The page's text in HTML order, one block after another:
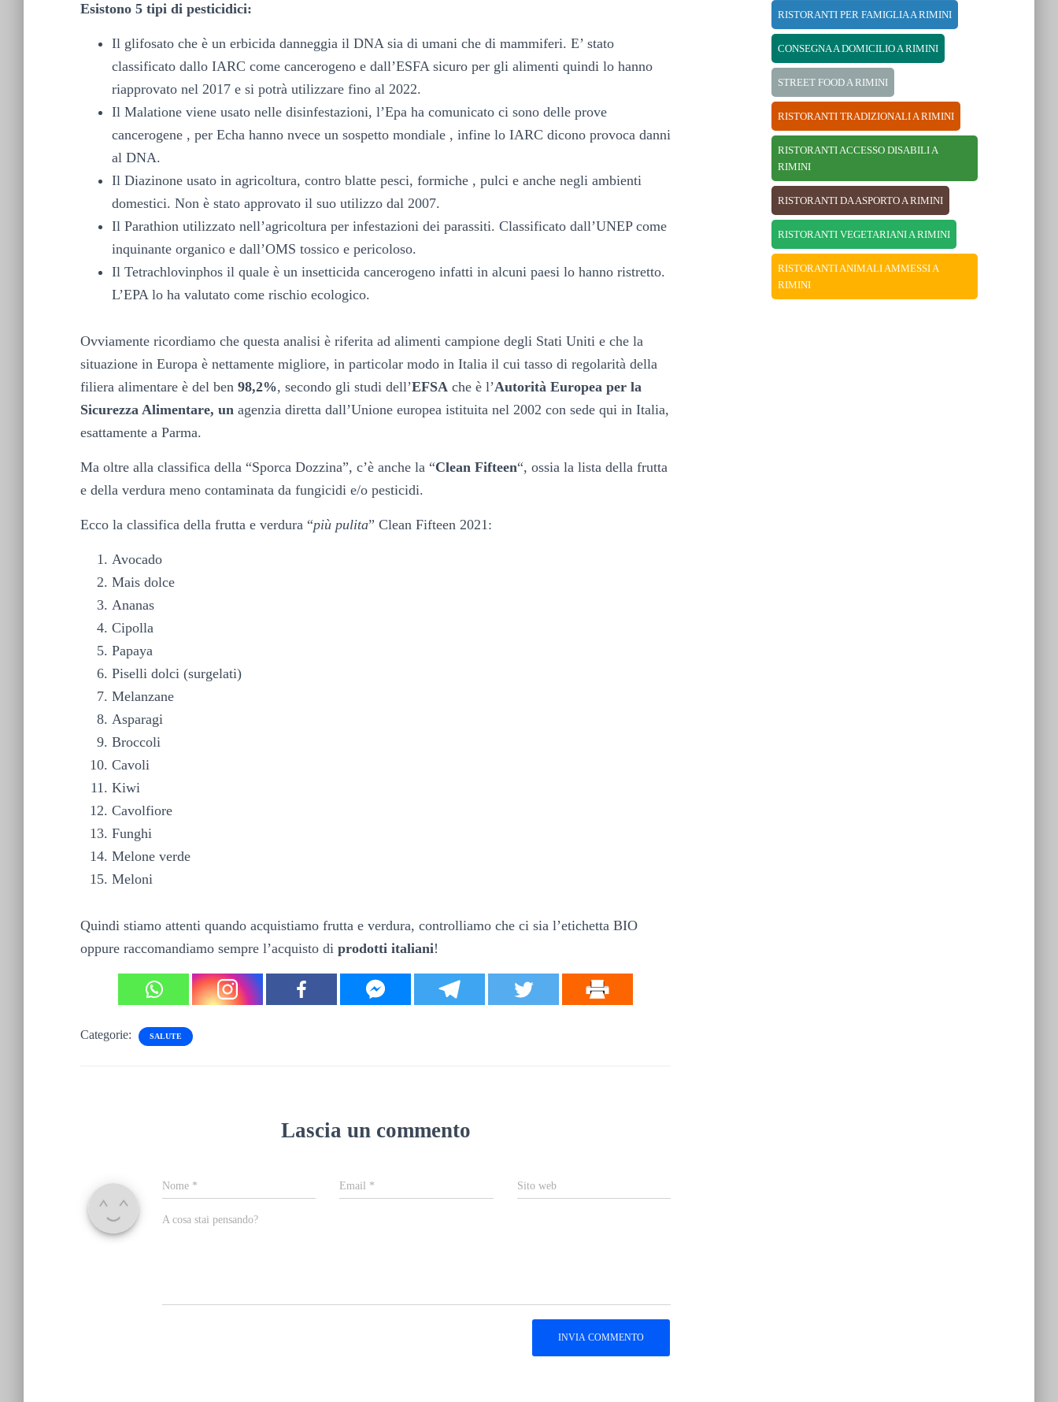
Esistono 5 tipi di pesticidici:
Il glifosato che è un erbicida danneggia il DNA sia di umani che di mammiferi. E’ stato
classificato dallo IARC come cancerogeno e dall’ESFA sicuro per gli alimenti quindi lo hanno
riapprovato nel 2017 e si potrà utilizzare fino al 2022.
Il Malatione viene usato nelle disinfestazioni, l’Epa ha comunicato ci sono delle prove
cancerogene , per Echa hanno nvece un sospetto mondiale , infine lo IARC dicono provoca danni
al DNA.
Il Diazinone usato in agricoltura, contro blatte pesci, formiche , pulci e anche negli ambienti
domestici. Non è stato approvato il suo utilizzo dal 2007.
Il Parathion utilizzato nell’agricoltura per infestazioni dei parassiti. Classificato dall’UNEP come
inquinante organico e dall’OMS tossico e pericoloso.
Il Tetrachlovinphos il quale è un insetticida cancerogeno infatti in alcuni paesi lo hanno ristretto.
L’EPA lo ha valutato come rischio ecologico.
Ovviamente ricordiamo che questa analisi è riferita ad alimenti campione degli Stati Uniti e che la
situazione in Europa è nettamente migliore, in particolar modo in Italia il cui tasso di regolarità della
filiera alimentare è del ben 98,2%, secondo gli studi dell’EFSA che è l’Autorità Europea per la
Sicurezza Alimentare, un agenzia diretta dall’Unione europea istituita nel 2002 con sede qui in Italia,
esattamente a Parma.
Ma oltre alla classifica della “Sporca Dozzina”, c’è anche la “Clean Fifteen“, ossia la lista della frutta
e della verdura meno contaminata da fungicidi e/o pesticidi.
Ecco la classifica della frutta e verdura “più pulita” Clean Fifteen 2021:
Avocado
Mais dolce
Ananas
Cipolla
Papaya
Piselli dolci (surgelati)
Melanzane
Asparagi
Broccoli
Cavoli
Kiwi
Cavolfiore
Funghi
Melone verde
Meloni
Quindi stiamo attenti quando acquistiamo frutta e verdura, controlliamo che ci sia l’etichetta BIO
oppure raccomandiamo sempre l’acquisto di prodotti italiani!
Categorie: SALUTE
Lascia un commento
Nome * Email * Sito web
A cosa stai pensando?
RISTORANTI PER FAMIGLIA A RIMINI
CONSEGNA A DOMICILIO A RIMINI
STREET FOOD A RIMINI
RISTORANTI TRADIZIONALI A RIMINI
RISTORANTI ACCESSO DISABILI A
RIMINI
RISTORANTI DA ASPORTO A RIMINI
RISTORANTI VEGETARIANI A RIMINI
RISTORANTI ANIMALI AMMESSI A
RIMINI